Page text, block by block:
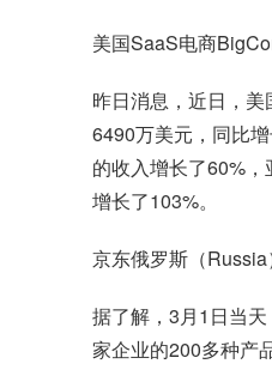
美国SaaS电商
昨日消息，近日，
6490万美元，同比
的收入增长了60%
增长了103%。
京东俄罗斯（
据了解，3月1日当
家企业的200多种产